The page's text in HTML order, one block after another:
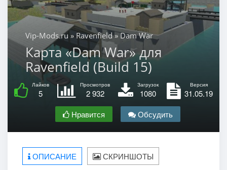
Vip-Mods.ru » Ravenfield» Dam War
Карта «Dam War» для
Ravenfield (Build 15)
Лайков
5
Просмотров
2 932
Загрузок
1080
Версия
31.05.19
Нравится
Обсудить
ОПИСАНИЕ СКРИНШОТЫ